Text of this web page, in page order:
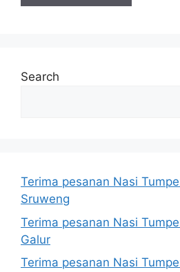
Search
Terima pesanan Nasi
Sruweng
Terima pesanan Nasi
Galur
Terima pesanan Nasi